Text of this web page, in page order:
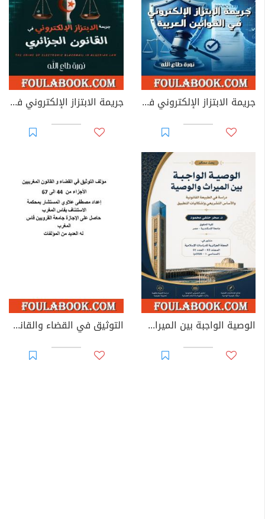
جريمة الابتزاز الإلكتروني في القوانين العربية جريمة الابتزاز الإلكتروني في القانون الجزائري
الوصية الواجبة بين الميراث والوصية: دراسة في الطبيعة القانونية والأساس التشريعي وإشكاليات التطبيق التوثيق في القضاء والقانون المغربيين - الأجزاء من 44 إلى 67